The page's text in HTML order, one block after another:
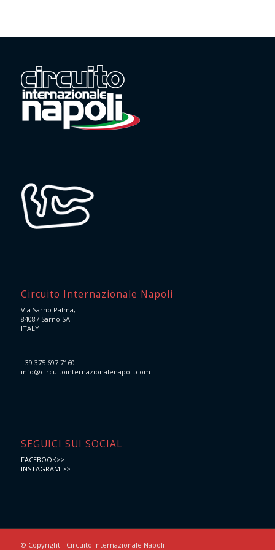
Circuito Internazionale Napoli
Via Sarno Palma,
84087 Sarno SA
ITALY
+39 375 697 7160
info@circuitointernazionalenapoli.com
SEGUICI SUI SOCIAL
FACEBOOK>>
INSTAGRAM >>
© Copyright - Circuito Internazionale Napoli